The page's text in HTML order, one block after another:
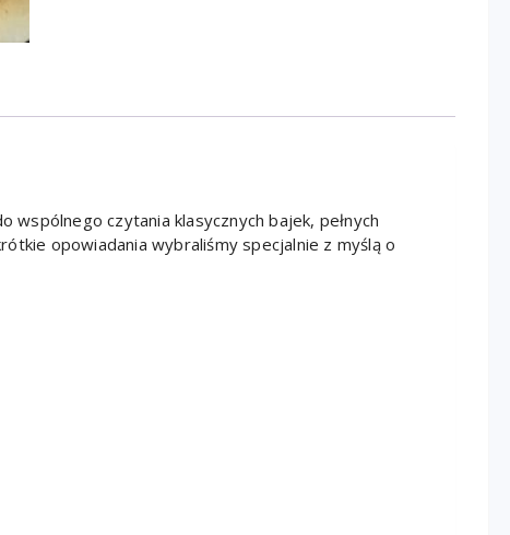
wspólnego czytania klasycznych bajek, pełnych
opowiadania wybraliśmy specjalnie z myślą o